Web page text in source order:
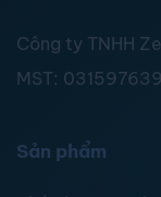
Công ty TNHH
MST:
Sản phẩm